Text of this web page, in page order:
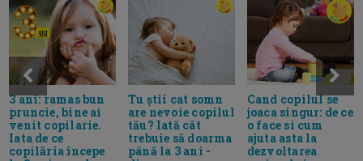
3 ani: ramas bun
pruncie, bine ai
venit copilarie.
Iata de ce
copilăria începe
Tu știi cat somn
are nevoie copilul
tău? Iată cât
trebuie să doarma
până la 3 ani -
Cand copilul se
joaca singur: de ce
o face si cum
ajuta asta la
dezvoltarea